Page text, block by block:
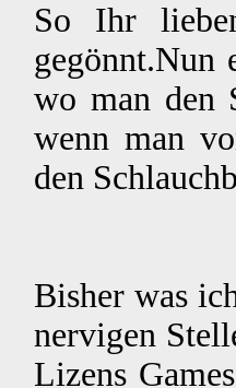
So Ihr
gegönnt.Nun
wo man den
wenn man
den
Bisher was
nervigen
Lizens